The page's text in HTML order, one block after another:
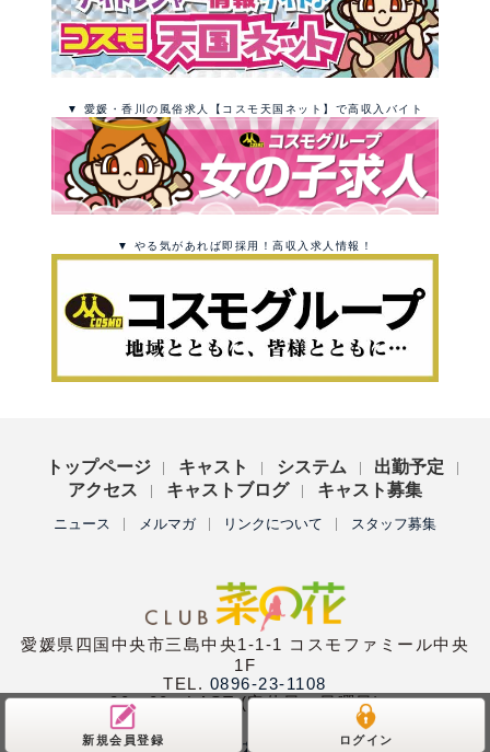
▼ 愛媛・香川の風俗求人【コスモ天国ネット】で高収入バイト
▼ やる気があれば即採用！高収入求人情報！
トップページ キャスト システム
出勤予定
アクセス
キャストブログ キャスト募集
ニュース メルマガ リンクについて スタッフ募集
愛媛県四国中央市三島中央1-1-1 コスモファミール中央
1F
TEL. 0896-23-1108
20：00〜LAST (定休日：日曜日)
新規会員登録 ログイン